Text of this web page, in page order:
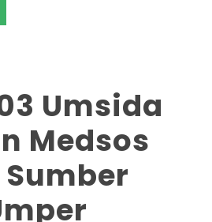
Umsida
Medsos